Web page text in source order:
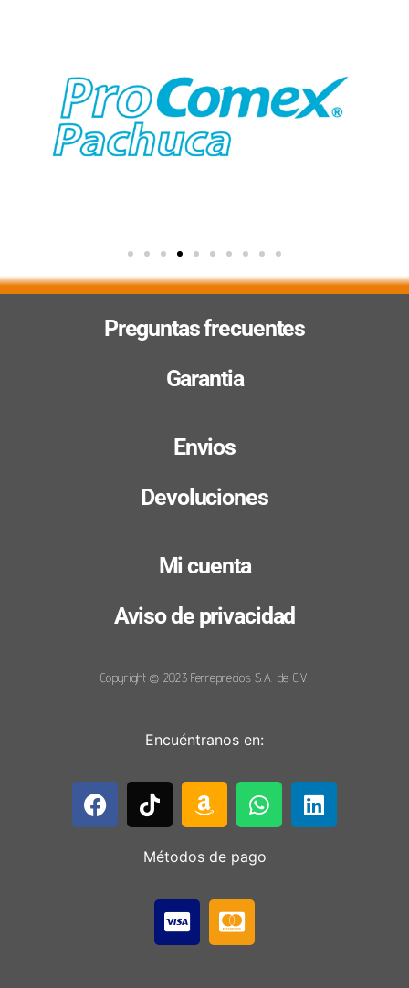
Preguntas frecuentes
Garantia
Envios
Devoluciones
Mi cuenta
Aviso de privacidad
Copyright © 2023 Ferreprecios S.A. de C.V.
Encuéntranos en:
Métodos de pago